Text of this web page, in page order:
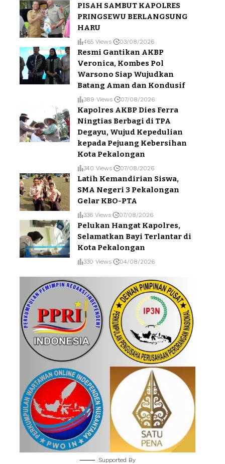
PISAH SAMBUT KAPOLRES
PRINGSEWU BERLANGSUNG
HARU
465 Views 03/08/2026
Resmi Gantikan AKBP
Veronica, Kombes Pol
Warsono Siap Wujudkan
Batang Aman dan Kondusif
389 Views 07/08/2026
Kapolres AKBP Dies Ferra
Ningtias Berbagi di TPA
Degayu, Wujud Kepedulian
kepada Pejuang Kebersihan
Kota Pekalongan
340 Views 07/08/2026
Latih Kemandirian Siswa,
SMA Negeri 3 Pekalongan
Gelar KBO-PTA
336 Views 07/08/2026
Pelukan Hangat Kapolres,
Selamatkan Bayi Terlantar di
Kota Pekalongan
330 Views 04/08/2026
Supported By